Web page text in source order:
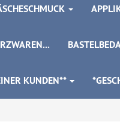
KUNDEN**